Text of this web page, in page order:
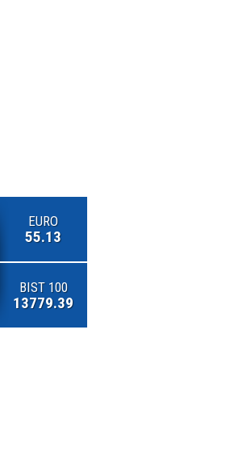
EURO
55.13
BIST 100
13779.39